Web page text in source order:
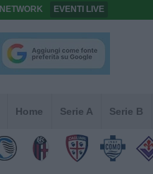
NETWORK EVENTI LIVE
Home Serie A Serie B